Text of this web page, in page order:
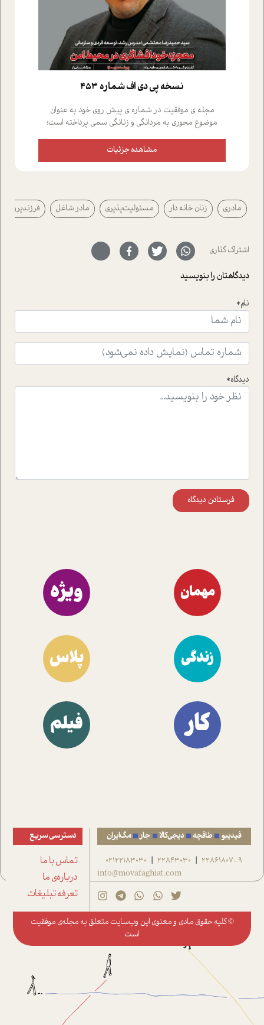
نسخه پي دي اف شماره 453
مجله ی موفقیت در شماره ی پیش روی خود به عنوان
موضوع محوری به مردانگی و زنانگی سمی پرداخته است؛
علیخواه، جامعه شناس در بخش های مختلف تلاش کرده ایم
از دریچه های گوناگون به این موضوع مهم بپردازیم.فصل
پیرامون آن آشنا می کند.در بخش دو فنجان داغ به سراغ افرادی
رفته ایم که موفقیت را در عمل به اثبات رسانده اند؛ سید
حمیدرضا محتشمی که بیست و پنجمین سال فعالیت حرفه
سر نهاده است و نیز کرامت عزیز زاده؛ سفیر صلح و دوستی که
با رکاب زدن در بیش از هفتاد کشور و کاشتن درخت، به نماد
حمایت از محیط زیست و منابع طبیعی تبدیل گشته
است.فصل روایت اجنبی ها در این شماره به دو موضوع
ای که به زندگی شگفت انگیز جین گودال و تاثیرات کاوش های
ایشان در حوزه ی شامپانزه ها بر زندگی امروزی ما نگاهی
افکنده است.فصل اتاق 333 شما را پای صحبت یک تجربه ی
واقعی در ارتباط با اختلال شخصیت اسکزوئید و مشکلات و نیز
راهکارهای حل آن قرار می دهد که در اتاق درمان اتفاق افتاده
موثرترین راهکارهای استفاده از هوش مصنوعی در حوزه های
مشاهده جزئیات
مادری زنان خانه دار مسئولیت‌پذیری مادر شاغل فرزندپروری
اشتراک گذاری
دیدگاهتان را بنویسید
نام*
دیدگاه*
فرستادن دیدگاه
مهمان ویژه
زندگی پلاس
کار فیلم
فیدیبو طاقچه دیجی‌کالا جار مگ‌ایران
22861807-9
|
22843030
|
02122183030
info@movafaghiat.com
دسترسی سریع
تماس با ما
درباره‌ی ما
تعرفه تبلیغات
© کلیه حقوق مادی و معنوی این وب‌سایت متعلق به مجله‌ی موفقیت
است